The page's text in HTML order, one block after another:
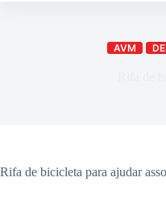
AVM
Rifa de bicicleta para ajudar